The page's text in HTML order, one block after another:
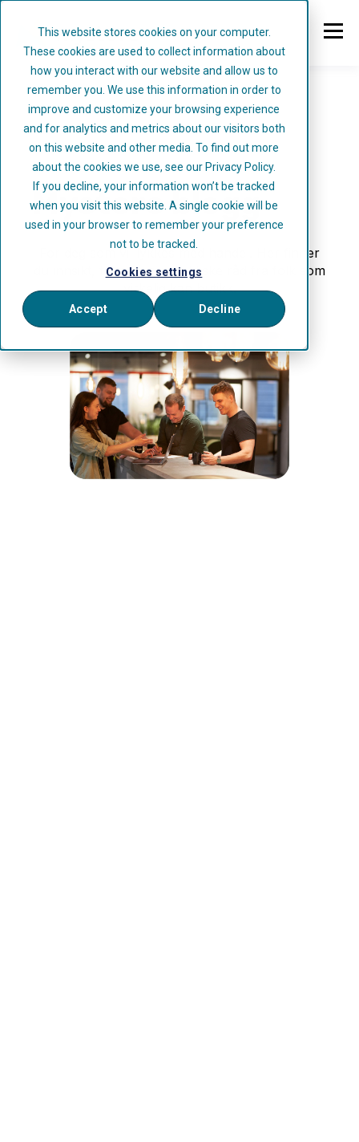
This website stores cookies on your computer.
These cookies are used to collect information about
how you interact with our website and allow us to
remember you. We use this information in order to
improve and customize your browsing experience
and for analytics and metrics about our visitors both
on this website and other media. To find out more
about the cookies we use, see our Privacy Policy.
If you decline, your information won’t be tracked
when you visit this website. A single cookie will be
used in your browser to remember your preference
not to be tracked.
Cookies settings
Accept Decline
Mystore blogg
For deg som vil lykkes med handel. Her finner
du innsikt, trender og praktiske råd fra folk som
virkelig kan butikk.